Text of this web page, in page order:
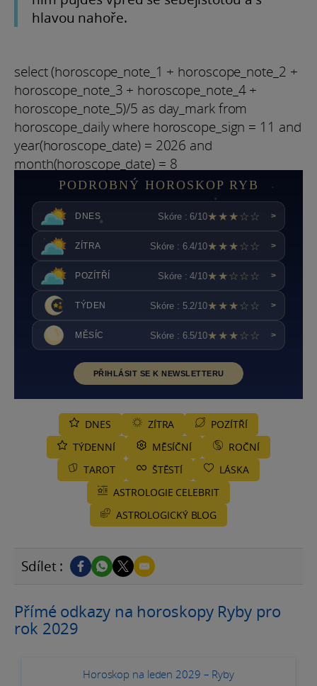
hlavou nahoře.
select (horoscope_note_1 + horoscope_note_2 +
horoscope_note_3 + horoscope_note_4 +
horoscope_note_5)/5 as day_mark from
horoscope_daily where horoscope_sign = 11 and
year(horoscope_date) = 2026 and
month(horoscope_date) = 8
PODROBNÝ HOROSKOP RYB
DNES Skóre : 6/10★★★☆☆ >
ZÍTRA Skóre : 6.4/10★★★☆☆ >
POZÍTŘÍ Skóre : 4/10★★☆☆☆ >
TÝDEN Skóre : 5.2/10★★★☆☆ >
MĚSÍC Skóre : 6.5/10★★★☆☆ >
PŘIHLÁSIT SE K NEWSLETTERU
DNES ZÍTRA
POZÍTŘÍ
TÝDENNÍ
MĚSÍČNÍ
ROČNÍ
TAROT
ŠTĚSTÍ
LÁSKA
ASTROLOGIE CELEBRIT
ASTROLOGICKÝ BLOG
Sdílet :
Přímé odkazy na horoskopy Ryby pro
rok 2029
Horoskop na leden 2029 – Ryby